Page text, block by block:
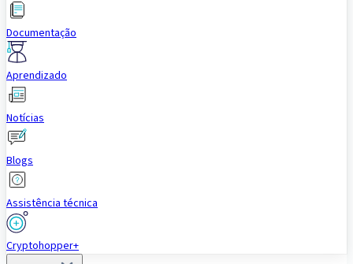
Documentação
Aprendizado
Notícias
Blogs
Assistência técnica
Cryptohopper+